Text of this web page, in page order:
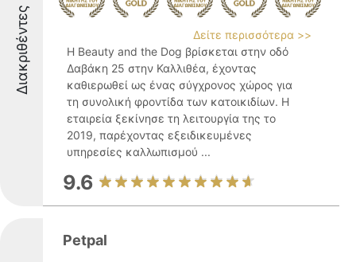
Διακριθέντες
Δείτε περισσότερα >>
Η Beauty and the Dog βρίσκεται στην οδό
Δαβάκη 25 στην Καλλιθέα, έχοντας
καθιερωθεί ως ένας σύγχρονος χώρος για
τη συνολική φροντίδα των κατοικιδίων. Η
εταιρεία ξεκίνησε τη λειτουργία της το
2019, παρέχοντας εξειδικευμένες
υπηρεσίες καλλωπισμού ...
9.6
Petpal